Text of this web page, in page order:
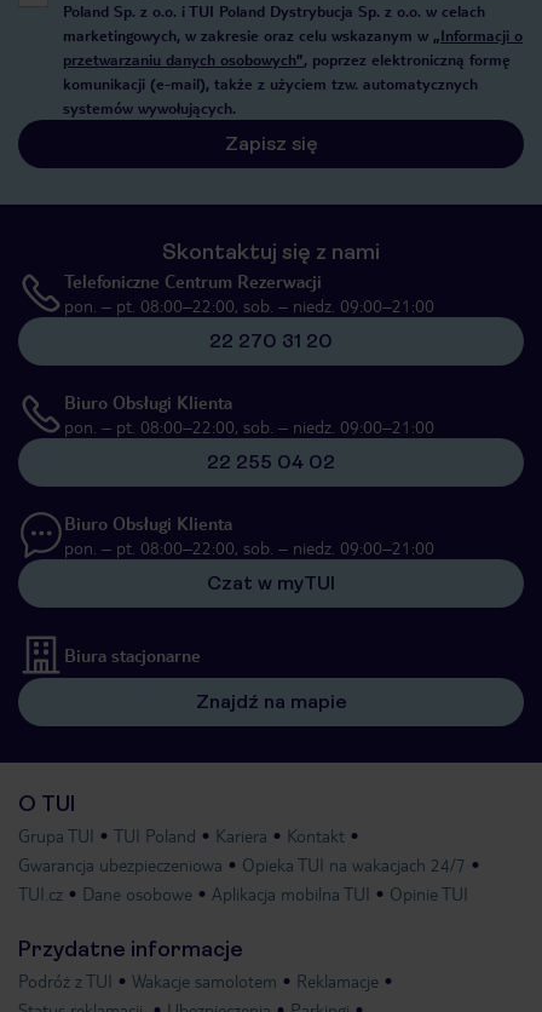
Poland Sp. z o.o. i TUI Poland Dystrybucja Sp. z o.o. w celach
marketingowych, w zakresie oraz celu wskazanym w „Informacji o
przetwarzaniu danych osobowych”, poprzez elektroniczną formę
komunikacji (e-mail), także z użyciem tzw. automatycznych
systemów wywołujących.
Zapisz się
Skontaktuj się z nami
Telefoniczne Centrum Rezerwacji
pon. – pt. 08:00–22:00, sob. – niedz. 09:00–21:00
22 270 31 20
Biuro Obsługi Klienta
pon. – pt. 08:00–22:00, sob. – niedz. 09:00–21:00
22 255 04 02
Biuro Obsługi Klienta
pon. – pt. 08:00–22:00, sob. – niedz. 09:00–21:00
Czat w myTUI
Biura stacjonarne
Znajdź na mapie
O TUI
Grupa TUI TUI Poland Kariera
Kontakt
Gwarancja ubezpieczeniowa
Opieka TUI na wakacjach 24/7
TUI.cz
Dane osobowe Aplikacja mobilna TUI Opinie TUI
Przydatne informacje
Podróż z TUI Wakacje samolotem
Reklamacje